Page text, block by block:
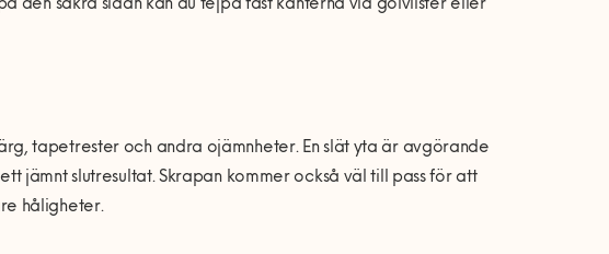
den säkra sidan kan du tejpa fast kanterna vid golvlister eller
tapetrester och andra ojämnheter. En slät yta är avgörande
jämnt slutresultat. Skrapan kommer också väl till pass för att
håligheter.